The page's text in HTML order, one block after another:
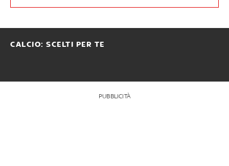
CALCIO: SCELTI PER TE
PUBBLICITÀ